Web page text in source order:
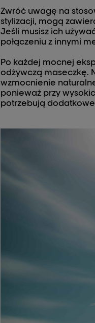
Zwróć uwagę na
stylizacji, mogą
Jeśli musisz ich
połączeniu z innymi
Po każdej mocnej
odżywczą maseczkę.
wzmocnienie
ponieważ przy
potrzebują